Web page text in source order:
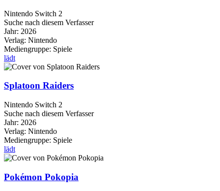
Nintendo Switch 2
Suche nach diesem Verfasser
Jahr: 2026
Verlag: Nintendo
Mediengruppe: Spiele
lädt
Splatoon Raiders
Nintendo Switch 2
Suche nach diesem Verfasser
Jahr: 2026
Verlag: Nintendo
Mediengruppe: Spiele
lädt
Pokémon Pokopia